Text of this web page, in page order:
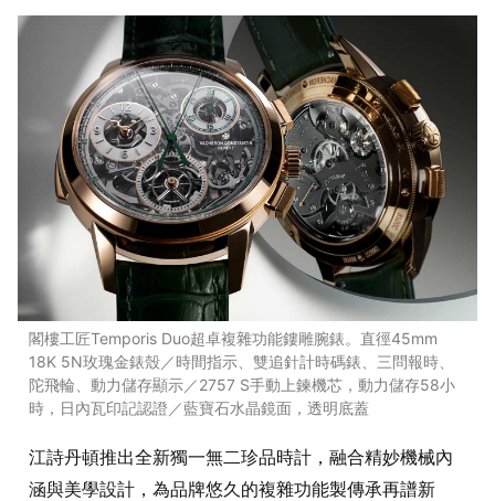
閣樓工匠Temporis Duo超卓複雜功能鏤雕腕錶。直徑45mm
18K 5N玫瑰金錶殼／時間指示、雙追針計時碼錶、三問報時、
陀飛輪、動力儲存顯示／2757 S手動上鍊機芯，動力儲存58小
時，日內瓦印記認證／藍寶石水晶鏡面，透明底蓋
江詩丹頓推出全新獨一無二珍品時計，融合精妙機械內
涵與美學設計，為品牌悠久的複雜功能製傳承再譜新